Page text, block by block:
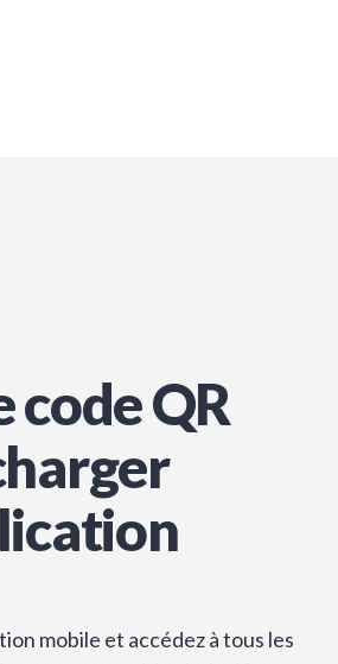
code QR
mobile et accédez à tous les